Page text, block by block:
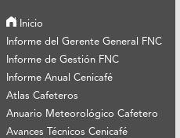
Inicio
Informe del Gerente General FNC
Informe de Gestión FNC
Informe Anual Cenicafé
Atlas Cafeteros
Anuario Meteorológico Cafetero
Avances Técnicos Cenicafé